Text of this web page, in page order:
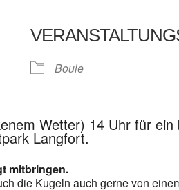
Kalender
Boule
Wetter) 14 Uhr für ein
Langfort.
mitbringen.
die Kugeln auch gerne von